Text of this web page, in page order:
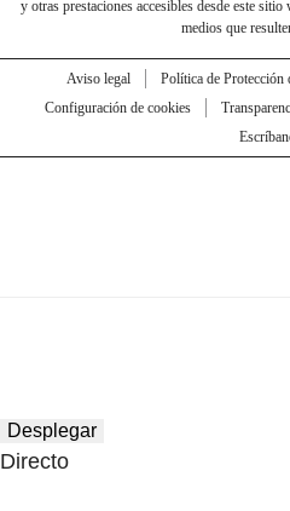
y otras prestaciones accesibles desde este
medios que
Aviso legal Política de Protección
Configuración de cookies
Desplegar
Directo